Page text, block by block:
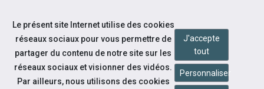
Aller au contenu
Le présent site Internet utilise des cookies
réseaux sociaux pour vous permettre de
partager du contenu de notre site sur les
réseaux sociaux et visionner des vidéos.
Par ailleurs, nous utilisons des cookies
J'accepte
tout
Personnaliser